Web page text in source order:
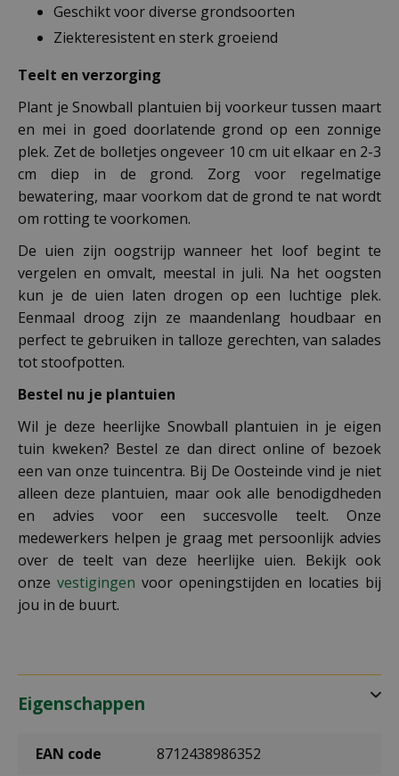
Geschikt voor diverse grondsoorten
Ziekteresistent en sterk groeiend
Teelt en verzorging
Plant je Snowball plantuien bij voorkeur tussen maart
en mei in goed doorlatende grond op een zonnige
plek. Zet de bolletjes ongeveer 10 cm uit elkaar en 2-3
cm diep in de grond. Zorg voor regelmatige
bewatering, maar voorkom dat de grond te nat wordt
om rotting te voorkomen.
De uien zijn oogstrijp wanneer het loof begint te
vergelen en omvalt, meestal in juli. Na het oogsten
kun je de uien laten drogen op een luchtige plek.
Eenmaal droog zijn ze maandenlang houdbaar en
perfect te gebruiken in talloze gerechten, van salades
tot stoofpotten.
Bestel nu je plantuien
Wil je deze heerlijke Snowball plantuien in je eigen
tuin kweken? Bestel ze dan direct online of bezoek
een van onze tuincentra. Bij De Oosteinde vind je niet
alleen deze plantuien, maar ook alle benodigdheden
en advies voor een succesvolle teelt. Onze
medewerkers helpen je graag met persoonlijk advies
over de teelt van deze heerlijke uien. Bekijk ook
onze vestigingen voor openingstijden en locaties bij
jou in de buurt.
Eigenschappen
EAN code 8712438986352